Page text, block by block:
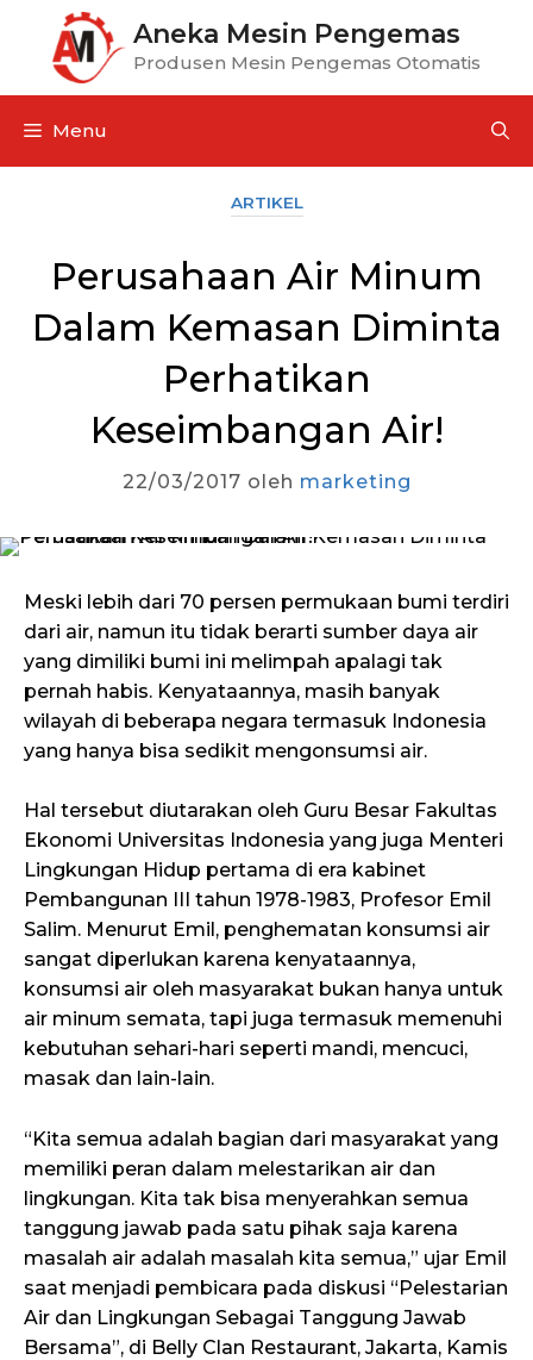
Aneka Mesin Pengemas
Produsen Mesin Pengemas Otomatis
Menu
ARTIKEL
Perusahaan Air Minum
Dalam Kemasan Diminta
Perhatikan
Keseimbangan Air!
22/03/2017 oleh marketing
Meski lebih dari 70 persen permukaan bumi terdiri
dari air, namun itu tidak berarti sumber daya air
yang dimiliki bumi ini melimpah apalagi tak
pernah habis. Kenyataannya, masih banyak
wilayah di beberapa negara termasuk Indonesia
yang hanya bisa sedikit mengonsumsi air.
Hal tersebut diutarakan oleh Guru Besar Fakultas
Ekonomi Universitas Indonesia yang juga Menteri
Lingkungan Hidup pertama di era kabinet
Pembangunan III tahun 1978-1983, Profesor Emil
Salim. Menurut Emil, penghematan konsumsi air
sangat diperlukan karena kenyataannya,
konsumsi air oleh masyarakat bukan hanya untuk
air minum semata, tapi juga termasuk memenuhi
kebutuhan sehari-hari seperti mandi, mencuci,
masak dan lain-lain.
“Kita semua adalah bagian dari masyarakat yang
memiliki peran dalam melestarikan air dan
lingkungan. Kita tak bisa menyerahkan semua
tanggung jawab pada satu pihak saja karena
masalah air adalah masalah kita semua,” ujar Emil
saat menjadi pembicara pada diskusi “Pelestarian
Air dan Lingkungan Sebagai Tanggung Jawab
Bersama”, di Belly Clan Restaurant, Jakarta, Kamis